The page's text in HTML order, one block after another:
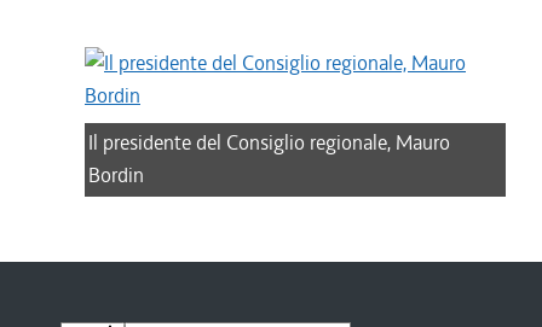
Il presidente del Consiglio regionale, Mauro
Bordin